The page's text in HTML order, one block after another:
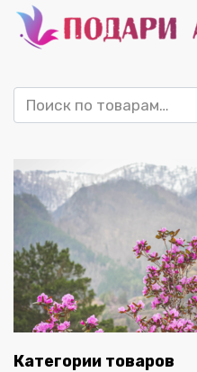
Искать:
Категории товаров